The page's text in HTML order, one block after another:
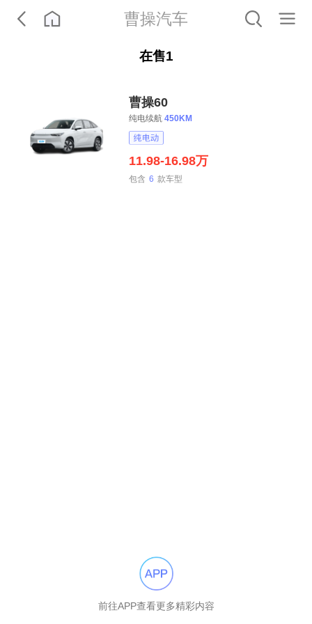
曹操汽车
在售1
曹操60
纯电续航 450KM
11.98-16.98万
包含 6 款车型
前往APP查看更多精彩内容